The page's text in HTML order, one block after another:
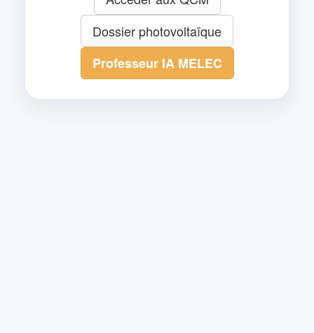
Dossier photovoltaïque
Professeur IA MELEC